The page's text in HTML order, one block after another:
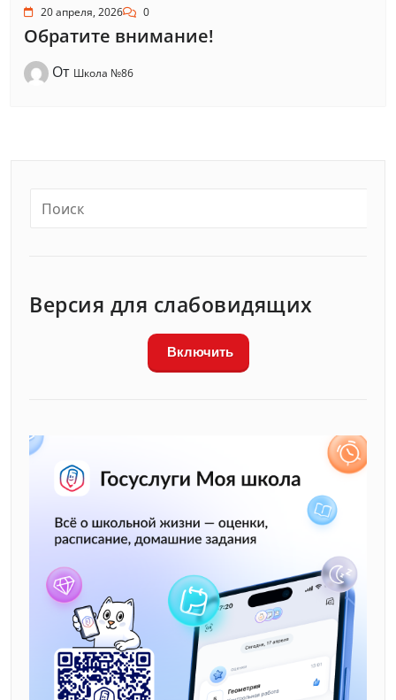
20 апреля, 2026 0
Обратите внимание!
От Школа №86
Версия для слабовидящих
Включить